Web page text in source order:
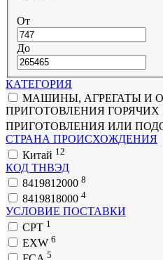
От
До
КАТЕГОРИЯ
МАШИНЫ, АГРЕГАТЫ И
ПРИГОТОВЛЕНИЯ
ПРИГОТОВЛЕНИЯ ИЛИ
СТРАНА ПРОИСХОЖДЕНИЯ
Китай 12
КОД ТНВЭД
8419812000 8
8419818000 4
УСЛОВИЕ ПОСТАВКИ
CPT 1
EXW 6
5